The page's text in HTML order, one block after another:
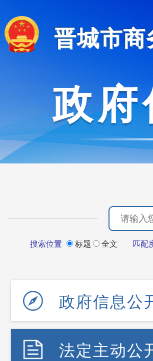
晋城市商
政
搜索位置 标题 全文 匹配
政府信息公
法定主动公